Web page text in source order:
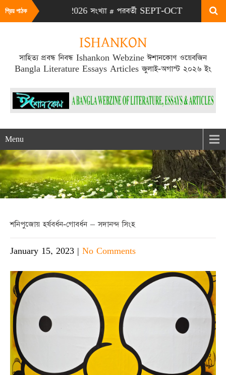
প্রিয় পাঠক
JULY-AUG 2026 সংখ্যা # পরবর্তী SEPT-OCT 2026 সংখ্যা
ISHANKON
সাহিত্য প্রবন্ধ নিবন্ধ Ishankon Webzine ঈশানকোণ ওয়েবজিন
Bangla Literature Essays Articles জুলাই-অগাস্ট ২০২৬ ইং
Menu
শনিপুজোয় হর্ষবর্ধন-গোবর্ধন – সদানন্দ সিংহ
January 15, 2023 | No Comments